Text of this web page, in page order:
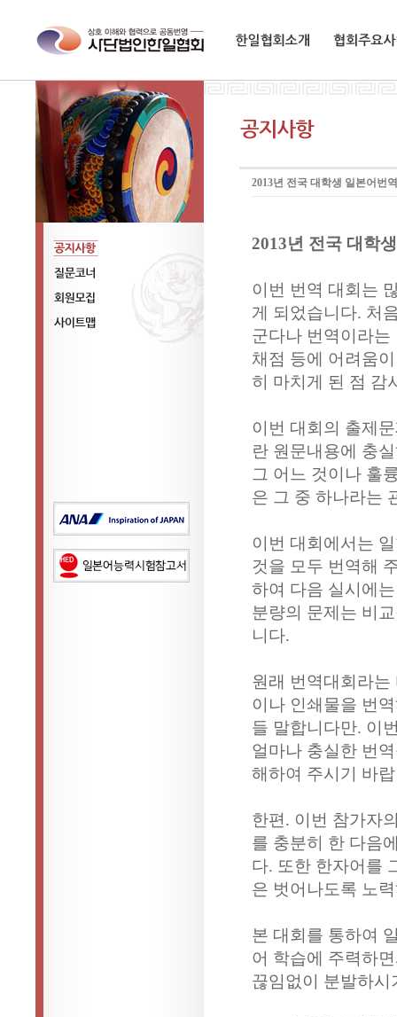
공지사항
질문코너
회원모집
2013년 전국 대학생 일본어번
2013년 전국 대학
이번 번역 대회는
게 되었습니다. 처
군다나 번역이라
채점 등에 어려움
히 마치게 된 점 감
이번 대회의 출제
란 원문내용에 충
그 어느 것이나 훌
은 그 중 하나라는
이번 대회에서는
것을 모두 번역해
하여 다음 실시에
분량의 문제는 비
니다.
원래 번역대회라
이나 인쇄물을 번
들 말합니다만. 이
얼마나 충실한 번
해하여 주시기 바
한편. 이번 참가자
를 충분히 한 다음
다. 또한 한자어를
은 벗어나도록 노
본 대회를 통하여
어 학습에 주력하
끊임없이 분발하